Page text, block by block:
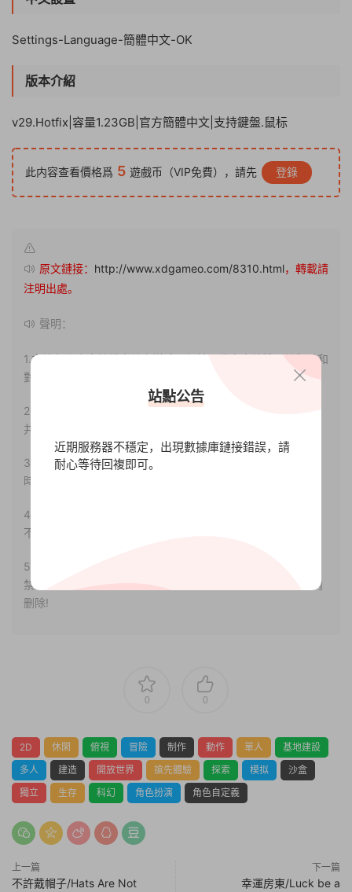
Settings-Language-簡體中文-OK
版本介紹
v29.Hotfix|容量1.23GB|官方簡體中文|支持鍵盤.鼠标
此内容查看價格爲 5 遊戲币（VIP免費），請先 登錄
原文鏈接： http://www.xdgameo.com/8310.html，轉載請
注明出處。
聲明：
1.本站部分内容轉載自其它媒體，但并不代表本站贊同其觀點和
對其真實性負責。
2.若您需要商業運營或用于其他商業活動，請您購買正版授權
并合法使用。
3.如果本站有侵犯、不妥之處的資源，請聯系我們。将會第一
時間解決！
4.本站部分内容均由互聯網收集整理，僅供大家參考、學習，
不存在任何商業目的與商業用途。
5.本站提供的所有資源僅供參考學習使用，版權歸原著所有，
禁止下載本站資源參與任何商業和非法行爲，請于24小時之内
删除!
0 0
2D 休閑 俯視 冒險 制作 動作 單人
基地建設
多人
建造 開放世界 搶先體驗 探索 模拟
沙盒
獨立
生存 科幻 角色扮演 角色自定義
上一篇
不許戴帽子/Hats Are Not
下一篇
幸運房東/Luck be a
站點公告
近期服務器不穩定，出現數據庫鏈接錯誤，請
耐心等待回複即可。